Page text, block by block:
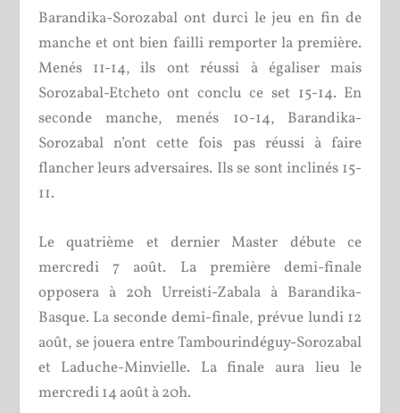
Barandika-Sorozabal ont durci le jeu en fin de
manche et ont bien failli remporter la première.
Menés 11-14, ils ont réussi à égaliser mais
Sorozabal-Etcheto ont conclu ce set 15-14. En
seconde manche, menés 10-14, Barandika-
Sorozabal n’ont cette fois pas réussi à faire
flancher leurs adversaires. Ils se sont inclinés 15-
11.
Le quatrième et dernier Master débute ce
mercredi 7 août. La première demi-finale
opposera à 20h Urreisti-Zabala à Barandika-
Basque. La seconde demi-finale, prévue lundi 12
août, se jouera entre Tambourindéguy-Sorozabal
et Laduche-Minvielle. La finale aura lieu le
mercredi 14 août à 20h.